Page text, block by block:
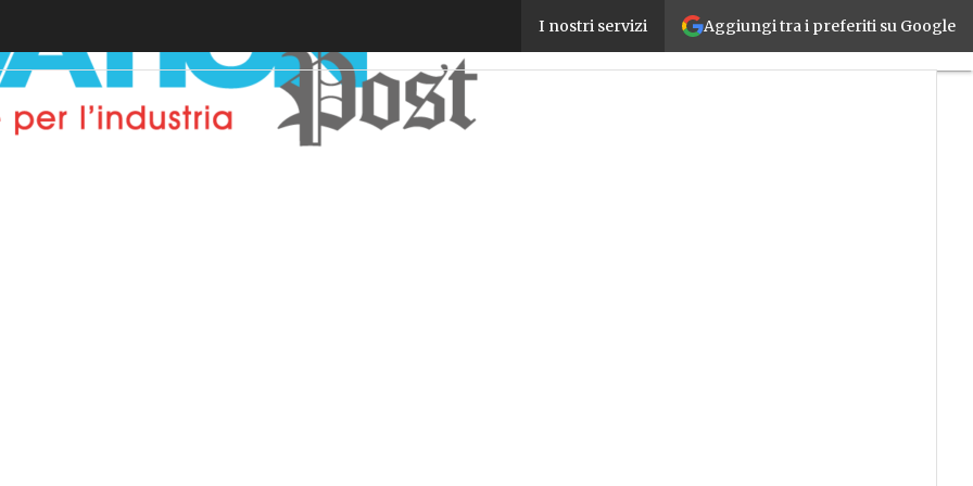
Aggiungi tra i preferiti su Google
I nostri servizi
La defense in depth di Schneider Electric a Roma